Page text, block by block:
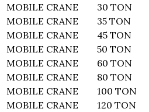
MOBILE CRANE
30 TON
MOBILE CRANE
35 TON
MOBILE CRANE
45 TON
MOBILE CRANE
50 TON
MOBILE CRANE
60 TON
MOBILE CRANE
80 TON
MOBILE CRANE
100 TON
MOBILE CRANE
120 TON